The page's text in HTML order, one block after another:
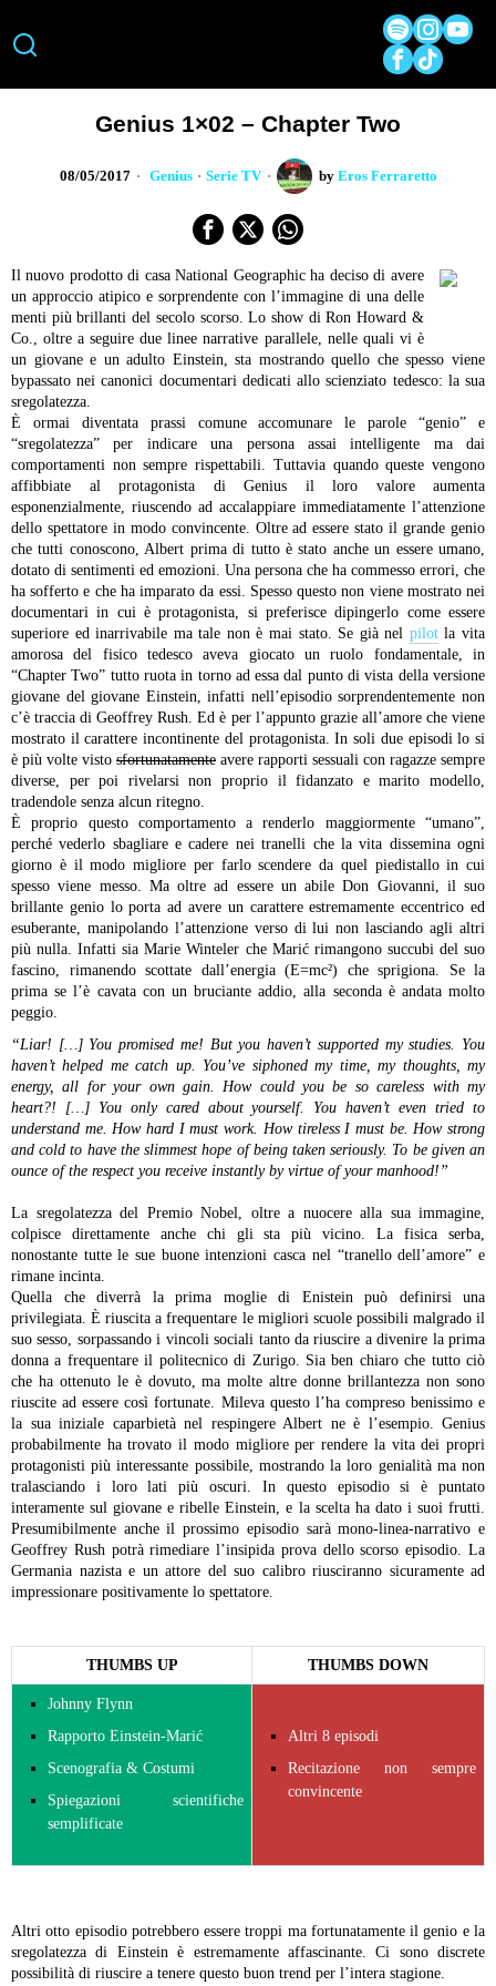
Genius 1×02 – Chapter Two
08/05/2017 Genius · Serie TV by Eros Ferraretto
Il nuovo prodotto di casa National Geographic ha deciso di avere
un approccio atipico e sorprendente con l’immagine di una delle
menti più brillanti del secolo scorso. Lo show di Ron Howard &
Co., oltre a seguire due linee narrative parallele, nelle quali vi è
un giovane e un adulto Einstein, sta mostrando quello che spesso viene
bypassato nei canonici documentari dedicati allo scienziato tedesco: la sua
sregolatezza.
È ormai diventata prassi comune accomunare le parole “genio” e
“sregolatezza” per indicare una persona assai intelligente ma dai
comportamenti non sempre rispettabili. Tuttavia quando queste vengono
affibbiate al protagonista di Genius il loro valore aumenta
esponenzialmente, riuscendo ad accalappiare immediatamente l’attenzione
dello spettatore in modo convincente. Oltre ad essere stato il grande genio
che tutti conoscono, Albert prima di tutto è stato anche un essere umano,
dotato di sentimenti ed emozioni. Una persona che ha commesso errori, che
ha sofferto e che ha imparato da essi. Spesso questo non viene mostrato nei
documentari in cui è protagonista, si preferisce dipingerlo come essere
superiore ed inarrivabile ma tale non è mai stato. Se già nel pilotla vita
amorosa del fisico tedesco aveva giocato un ruolo fondamentale, in
“Chapter Two” tutto ruota in torno ad essa dal punto di vista della versione
giovane del giovane Einstein, infatti nell’episodio sorprendentemente non
c’è traccia di Geoffrey Rush. Ed è per l’appunto grazie all’amore che viene
mostrato il carattere incontinente del protagonista. In soli due episodi lo si
è più volte visto sfortunatamente avere rapporti sessuali con ragazze sempre
diverse, per poi rivelarsi non proprio il fidanzato e marito modello,
tradendole senza alcun ritegno.
È proprio questo comportamento a renderlo maggiormente “umano”,
perché vederlo sbagliare e cadere nei tranelli che la vita dissemina ogni
giorno è il modo migliore per farlo scendere da quel piedistallo in cui
spesso viene messo. Ma oltre ad essere un abile Don Giovanni, il suo
brillante genio lo porta ad avere un carattere estremamente eccentrico ed
esuberante, manipolando l’attenzione verso di lui non lasciando agli altri
più nulla. Infatti sia Marie Winteler che Marić rimangono succubi del suo
fascino, rimanendo scottate dall’energia (E=mc²) che sprigiona. Se la
prima se l’è cavata con un bruciante addio, alla seconda è andata molto
peggio.
“Liar! […] You promised me! But you haven’t supported my studies. You
haven’t helped me catch up. You’ve siphoned my time, my thoughts, my
energy, all for your own gain. How could you be so careless with my
heart?! […] You only cared about yourself. You haven’t even tried to
understand me. How hard I must work. How tireless I must be. How strong
and cold to have the slimmest hope of being taken seriously. To be given an
ounce of the respect you receive instantly by virtue of your manhood!”
La sregolatezza del Premio Nobel, oltre a nuocere alla sua immagine,
colpisce direttamente anche chi gli sta più vicino. La fisica serba,
nonostante tutte le sue buone intenzioni casca nel “tranello dell’amore” e
rimane incinta.
Quella che diverrà la prima moglie di Enistein può definirsi una
privilegiata. È riuscita a frequentare le migliori scuole possibili malgrado il
suo sesso, sorpassando i vincoli sociali tanto da riuscire a divenire la prima
donna a frequentare il politecnico di Zurigo. Sia ben chiaro che tutto ciò
che ha ottenuto le è dovuto, ma molte altre donne brillantezza non sono
riuscite ad essere così fortunate. Mileva questo l’ha compreso benissimo e
la sua iniziale caparbietà nel respingere Albert ne è l’esempio. Genius
probabilmente ha trovato il modo migliore per rendere la vita dei propri
protagonisti più interessante possibile, mostrando la loro genialità ma non
tralasciando i loro lati più oscuri. In questo episodio si è puntato
interamente sul giovane e ribelle Einstein, e la scelta ha dato i suoi frutti.
Presumibilmente anche il prossimo episodio sarà mono-linea-narrativo e
Geoffrey Rush potrà rimediare l’insipida prova dello scorso episodio. La
Germania nazista e un attore del suo calibro riusciranno sicuramente ad
impressionare positivamente lo spettatore.
THUMBS UP THUMBS DOWN
Johnny Flynn
Rapporto Einstein-Marić
Scenografia & Costumi
Spiegazioni scientifiche
semplificate
Altri 8 episodi
Recitazione non sempre
convincente
Altri otto episodio potrebbero essere troppi ma fortunatamente il genio e la
sregolatezza di Einstein è estremamente affascinante. Ci sono discrete
possibilità di riuscire a tenere questo buon trend per l’intera stagione.